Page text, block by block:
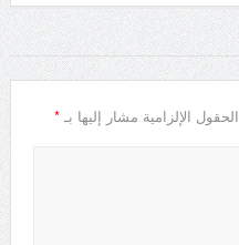
الحقول الإلزامية مشار إليها بـ *